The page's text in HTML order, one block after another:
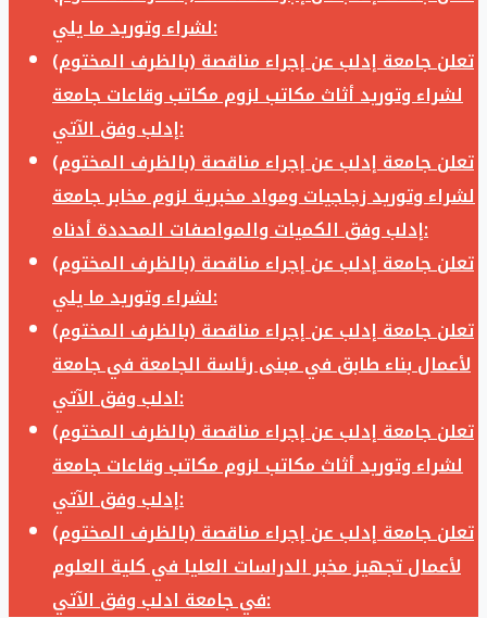
لشراء وتوريد ما يلي:
تعلن جامعة إدلب عن إجراء مناقصة (بالظرف المختوم)
لشراء وتوريد أثاث مكاتب لزوم مكاتب وقاعات جامعة
إدلب وفق الآتي:
تعلن جامعة إدلب عن إجراء مناقصة (بالظرف المختوم)
لشراء وتوريد زجاجيات ومواد مخبرية لزوم مخابر جامعة
إدلب وفق الكميات والمواصفات المحددة أدناه:
تعلن جامعة إدلب عن إجراء مناقصة (بالظرف المختوم)
لشراء وتوريد ما يلي:
تعلن جامعة إدلب عن إجراء مناقصة (بالظرف المختوم)
لأعمال بناء طابق في مبنى رئاسة الجامعة في جامعة
ادلب وفق الآتي:
تعلن جامعة إدلب عن إجراء مناقصة (بالظرف المختوم)
لشراء وتوريد أثاث مكاتب لزوم مكاتب وقاعات جامعة
إدلب وفق الآتي:
تعلن جامعة إدلب عن إجراء مناقصة (بالظرف المختوم)
لأعمال تجهيز مخبر الدراسات العليا في كلية العلوم
في جامعة ادلب وفق الآتي: